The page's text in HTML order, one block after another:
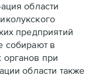
области
предприятий
собирают в
органов при
области также